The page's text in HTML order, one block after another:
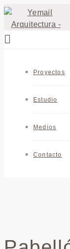
Proyectos
Estudio
Medios
Contacto